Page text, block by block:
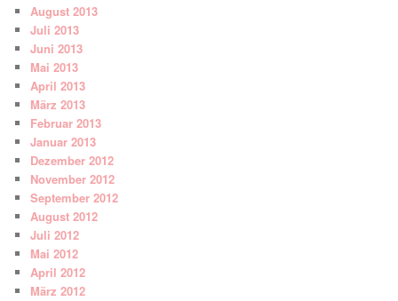
August 2013
Juli 2013
Juni 2013
Mai 2013
April 2013
März 2013
Februar 2013
Januar 2013
Dezember 2012
November 2012
September 2012
August 2012
Juli 2012
Mai 2012
April 2012
März 2012